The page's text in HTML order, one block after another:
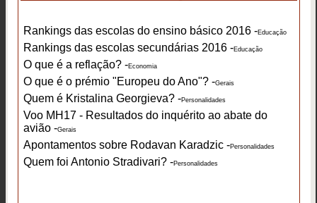
Rankings das escolas do ensino básico 2016 -Educação
Rankings das escolas secundárias 2016 -Educação
O que é a reflação? -Economia
O que é o prémio "Europeu do Ano"? -Gerais
Quem é Kristalina Georgieva? -Personalidades
Voo MH17 - Resultados do inquérito ao abate do
avião -Gerais
Apontamentos sobre Rodavan Karadzic -Personalidades
Quem foi Antonio Stradivari? -Personalidades